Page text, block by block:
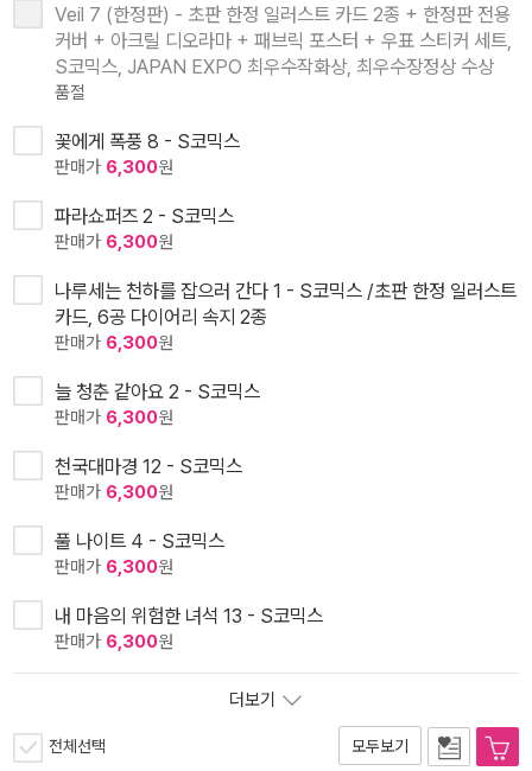
Veil 7 (한정판) - 초판 한정 일러스트 카드 2종 + 한정판 전용
커버 + 아크릴 디오라마 + 패브릭 포스터 + 우표 스티커 세트,
S코믹스, JAPAN EXPO 최우수작화상, 최우수장정상 수상
품절
꽃에게 폭풍 8 - S코믹스
판매가 6,300원
파라쇼퍼즈 2 - S코믹스
판매가 6,300원
나루세는 천하를 잡으러 간다 1 - S코믹스 /초판 한정 일러스트
카드, 6공 다이어리 속지 2종
판매가 6,300원
늘 청춘 같아요 2 - S코믹스
판매가 6,300원
천국대마경 12 - S코믹스
판매가 6,300원
풀 나이트 4 - S코믹스
판매가 6,300원
내 마음의 위험한 녀석 13 - S코믹스
판매가 6,300원
더보기
전체선택 모두보기